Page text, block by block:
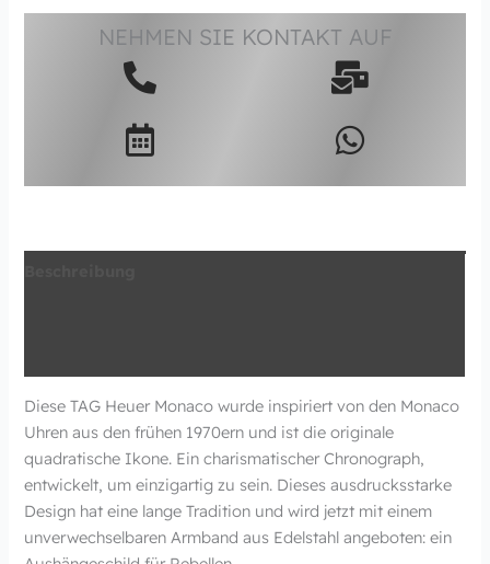
NEHMEN SIE KONTAKT AUF
Diese TAG Heuer Monaco wurde inspiriert von den Monaco
Uhren aus den frühen 1970ern und ist die originale
quadratische Ikone. Ein charismatischer Chronograph,
entwickelt, um einzigartig zu sein. Dieses ausdrucksstarke
Design hat eine lange Tradition und wird jetzt mit einem
unverwechselbaren Armband aus Edelstahl angeboten: ein